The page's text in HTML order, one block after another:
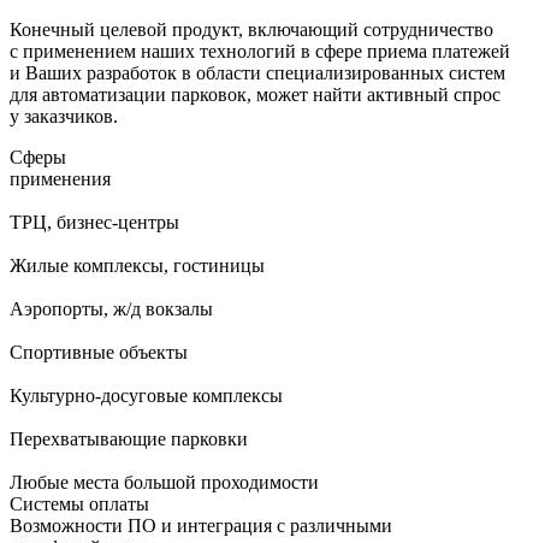
Конечный целевой продукт, включающий сотрудничество
с применением наших технологий в сфере приема платежей
и Ваших разработок в области специализированных систем
для автоматизации парковок, может найти активный спрос
у заказчиков.
Сферы
применения
ТРЦ, бизнес-центры
Жилые комплексы, гостиницы
Аэропорты, ж/д вокзалы
Спортивные объекты
Культурно-досуговые комплексы
Перехватывающие парковки
Любые места большой проходимости
Системы оплаты
Возможности ПО и интеграция с различными